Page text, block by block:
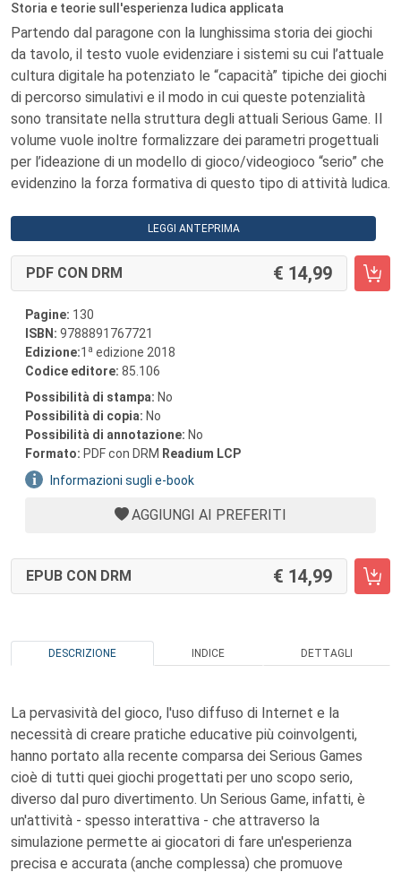
Storia e teorie sull'esperienza ludica applicata
Partendo dal paragone con la lunghissima storia dei giochi
da tavolo, il testo vuole evidenziare i sistemi su cui l’attuale
cultura digitale ha potenziato le “capacità” tipiche dei giochi
di percorso simulativi e il modo in cui queste potenzialità
sono transitate nella struttura degli attuali Serious Game. Il
volume vuole inoltre formalizzare dei parametri progettuali
per l’ideazione di un modello di gioco/videogioco “serio” che
evidenzino la forza formativa di questo tipo di attività ludica.
LEGGI ANTEPRIMA
PDF CON DRM 14,99
Pagine: 130
ISBN: 9788891767721
Edizione:1 a edizione 2018
Codice editore: 85.106
Possibilità di stampa: No
Possibilità di copia: No
Possibilità di annotazione: No
Formato: PDF con DRM Readium LCP
Informazioni sugli e-book
AGGIUNGI AI PREFERITI
EPUB CON DRM 14,99
DESCRIZIONE INDICE DETTAGLI
La pervasività del gioco, l'uso diffuso di Internet e la
necessità di creare pratiche educative più coinvolgenti,
hanno portato alla recente comparsa dei Serious Games
cioè di tutti quei giochi progettati per uno scopo serio,
diverso dal puro divertimento. Un Serious Game, infatti, è
un'attività - spesso interattiva - che attraverso la
simulazione permette ai giocatori di fare un'esperienza
precisa e accurata (anche complessa) che promuove